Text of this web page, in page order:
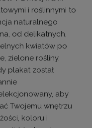
i roślinnymi to
naturalnego
od delikatnych,
kwiatów po
zielone rośliny.
plakat został
aby
Twojemu wnętrzu
koloru i